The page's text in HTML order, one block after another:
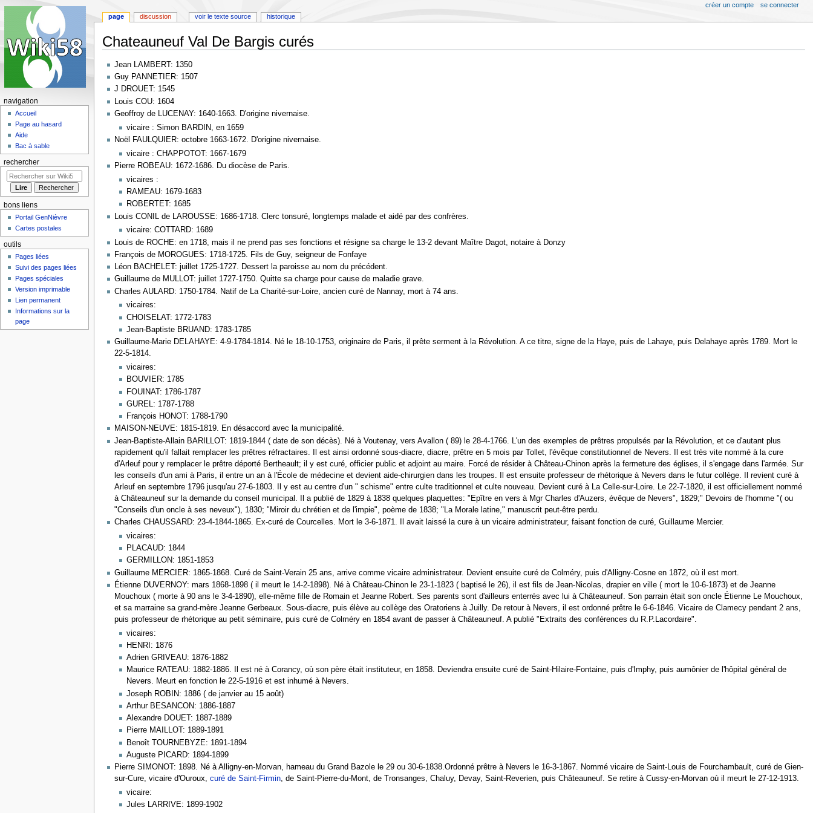
Chateauneuf Val De Bargis curés
Aller
la
navigation
Aller
la
recherche
Jean LAMBERT: 1350
Guy PANNETIER: 1507
J DROUET: 1545
Louis COU: 1604
Geoffroy de LUCENAY: 1640-1663. D'origine nivernaise.
vicaire : Simon BARDIN, en 1659
Noël FAULQUIER: octobre 1663-1672. D'origine nivernaise.
vicaire : CHAPPOTOT: 1667-1679
Pierre ROBEAU: 1672-1686. Du diocèse de Paris.
vicaires :
RAMEAU: 1679-1683
ROBERTET: 1685
Louis CONIL de LAROUSSE: 1686-1718. Clerc tonsuré, longtemps malade et aidé par des confrères.
vicaire: COTTARD: 1689
Louis de ROCHE: en 1718, mais il ne prend pas ses fonctions et résigne sa charge le 13-2 devant Maître Dagot, notaire à Donzy
François de MOROGUES: 1718-1725. Fils de Guy, seigneur de Fonfaye
Léon BACHELET: juillet 1725-1727. Dessert la paroisse au nom du précédent.
Guillaume de MULLOT: juillet 1727-1750. Quitte sa charge pour cause de maladie grave.
Charles AULARD: 1750-1784. Natif de La Charité-sur-Loire, ancien curé de Nannay, mort à 74 ans.
vicaires:
CHOISELAT: 1772-1783
Jean-Baptiste BRUAND: 1783-1785
Guillaume-Marie DELAHAYE: 4-9-1784-1814. Né le 18-10-1753, originaire de Paris, il prête serment à la Révolution. A ce titre, signe de la Haye, puis de Lahaye, puis Delahaye après 1789. Mort le
22-5-1814.
vicaires:
BOUVIER: 1785
FOUINAT: 1786-1787
GUREL: 1787-1788
François HONOT: 1788-1790
MAISON-NEUVE: 1815-1819. En désaccord avec la municipalité.
Jean-Baptiste-Allain BARILLOT: 1819-1844 ( date de son décès). Né à Voutenay, vers Avallon ( 89) le 28-4-1766. L'un des exemples de prêtres propulsés par la Révolution, et ce d'autant plus
rapidement qu'il fallait remplacer les prêtres réfractaires. Il est ainsi ordonné sous-diacre, diacre, prêtre en 5 mois par Tollet, l'évêque constitutionnel de Nevers. Il est très vite nommé à la cure
d'Arleuf pour y remplacer le prêtre déporté Bertheault; il y est curé, officier public et adjoint au maire. Forcé de résider à Château-Chinon après la fermeture des églises, il s'engage dans l'armée. Sur
les conseils d'un ami à Paris, il entre un an à l'École de médecine et devient aide-chirurgien dans les troupes. Il est ensuite professeur de rhétorique à Nevers dans le futur collège. Il revient curé à
Arleuf en septembre 1796 jusqu'au 27-6-1803. Il y est au centre d'un " schisme" entre culte traditionnel et culte nouveau. Devient curé à La Celle-sur-Loire. Le 22-7-1820, il est officiellement nommé
à Châteauneuf sur la demande du conseil municipal. Il a publié de 1829 à 1838 quelques plaquettes: "Epître en vers à Mgr Charles d'Auzers, évêque de Nevers", 1829;" Devoirs de l'homme "( ou
"Conseils d'un oncle à ses neveux"), 1830; "Miroir du chrétien et de l'impie", poème de 1838; "La Morale latine," manuscrit peut-être perdu.
Charles CHAUSSARD: 23-4-1844-1865. Ex-curé de Courcelles. Mort le 3-6-1871. Il avait laissé la cure à un vicaire administrateur, faisant fonction de curé, Guillaume Mercier.
vicaires:
PLACAUD: 1844
GERMILLON: 1851-1853
Guillaume MERCIER: 1865-1868. Curé de Saint-Verain 25 ans, arrive comme vicaire administrateur. Devient ensuite curé de Colméry, puis d'Alligny-Cosne en 1872, où il est mort.
Étienne DUVERNOY: mars 1868-1898 ( il meurt le 14-2-1898). Né à Château-Chinon le 23-1-1823 ( baptisé le 26), il est fils de Jean-Nicolas, drapier en ville ( mort le 10-6-1873) et de Jeanne
Mouchoux ( morte à 90 ans le 3-4-1890), elle-même fille de Romain et Jeanne Robert. Ses parents sont d'ailleurs enterrés avec lui à Châteauneuf. Son parrain était son oncle Étienne Le Mouchoux,
et sa marraine sa grand-mère Jeanne Gerbeaux. Sous-diacre, puis élève au collège des Oratoriens à Juilly. De retour à Nevers, il est ordonné prêtre le 6-6-1846. Vicaire de Clamecy pendant 2 ans,
puis professeur de rhétorique au petit séminaire, puis curé de Colméry en 1854 avant de passer à Châteauneuf. A publié "Extraits des conférences du R.P.Lacordaire".
vicaires:
HENRI: 1876
Adrien GRIVEAU: 1876-1882
Maurice RATEAU: 1882-1886. Il est né à Corancy, où son père était instituteur, en 1858. Deviendra ensuite curé de Saint-Hilaire-Fontaine, puis d'Imphy, puis aumônier de l'hôpital général de
Nevers. Meurt en fonction le 22-5-1916 et est inhumé à Nevers.
Joseph ROBIN: 1886 ( de janvier au 15 août)
Arthur BESANCON: 1886-1887
Alexandre DOUET: 1887-1889
Pierre MAILLOT: 1889-1891
Benoît TOURNEBYZE: 1891-1894
Auguste PICARD: 1894-1899
Pierre SIMONOT: 1898. Né à Alligny-en-Morvan, hameau du Grand Bazole le 29 ou 30-6-1838.Ordonné prêtre à Nevers le 16-3-1867. Nommé vicaire de Saint-Louis de Fourchambault, curé de Gien-
sur-Cure, vicaire d'Ouroux, curé de Saint-Firmin, de Saint-Pierre-du-Mont, de Tronsanges, Chaluy, Devay, Saint-Reverien, puis Châteauneuf. Se retire à Cussy-en-Morvan où il meurt le 27-12-1913.
vicaire:
Jules LARRIVE: 1899-1902
page discussion voir le texte source historique
créer un compte se connecter
navigation
Accueil
Page au hasard
Aide
Bac à sable
rechercher
bons liens
Portail GenNièvre
Cartes postales
outils
Pages liées
Suivi des pages liées
Pages spéciales
Version imprimable
Lien permanent
Informations sur la
page